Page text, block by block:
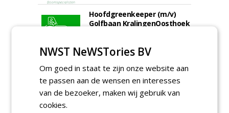
Hoofdgreenkeeper (m/v)
Golfbaan KralingenOosthoek
NWST NeWSTories BV
Om goed in staat te zijn onze website aan
te passen aan de wensen en interesses
van de bezoeker, maken wij gebruik van
cookies.